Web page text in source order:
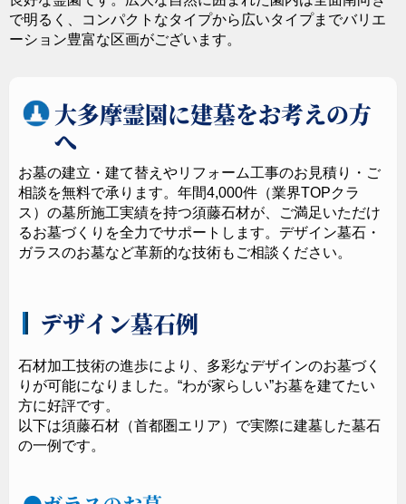
で明るく、コンパクトなタイプから広いタイプまでバリエ
ーション豊富な区画がございます。
大多摩霊園に建墓をお考えの方
へ
お墓の建立・建て替えやリフォーム工事のお見積り・ご
相談を無料で承ります。年間4,000件（業界TOPクラ
ス）の墓所施工実績を持つ須藤石材が、ご満足いただけ
るお墓づくりを全力でサポートします。デザイン墓石・
ガラスのお墓など革新的な技術もご相談ください。
デザイン墓石例
石材加工技術の進歩により、多彩なデザインのお墓づく
りが可能になりました。“わが家らしい”お墓を建てたい
方に好評です。
以下は須藤石材（首都圏エリア）で実際に建墓した墓石
の一例です。